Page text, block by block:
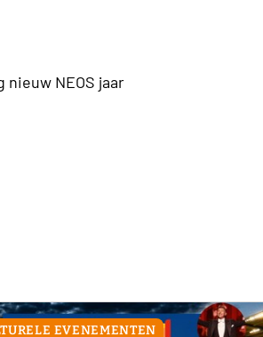
NEOS jaar
EVENEMENTEN